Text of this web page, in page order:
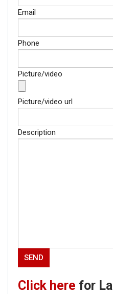
Email
Phone
Picture/video
Picture/video url
Description
Click here for